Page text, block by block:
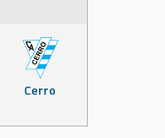
Cerro